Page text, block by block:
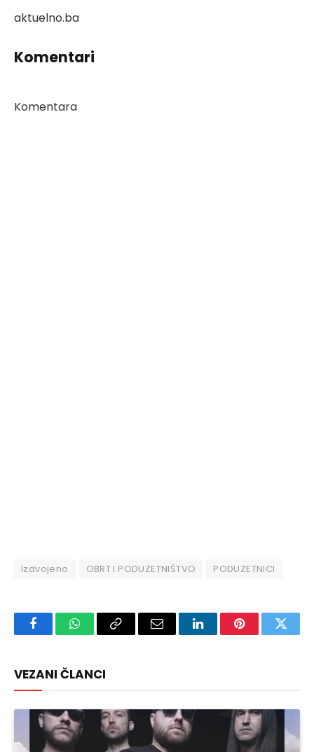
aktuelno.ba
Komentari
Komentara
Izdvojeno OBRT I PODUZETNIŠTVO PODUZETNICI
FacebookWhatsAppCopy
Email LinkedInPinterest
VEZANI ČLANCI